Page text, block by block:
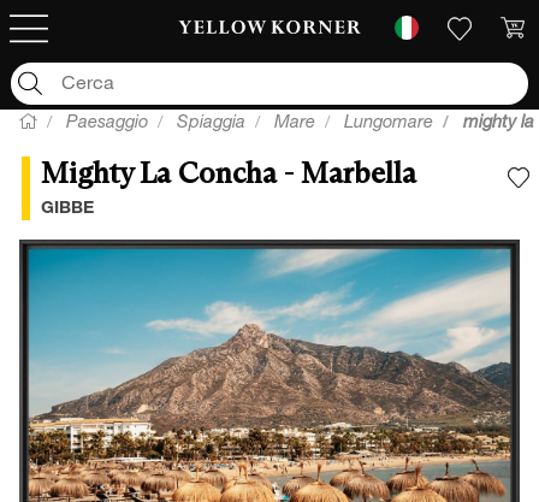
Paesaggio Spiaggia Mare Lungomare mighty
Mighty La Concha - Marbella
GIBBE